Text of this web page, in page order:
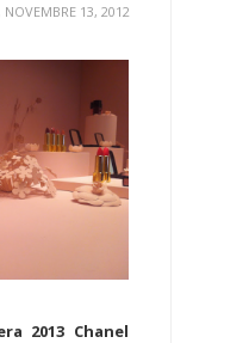
13, 2012
2013 Chanel